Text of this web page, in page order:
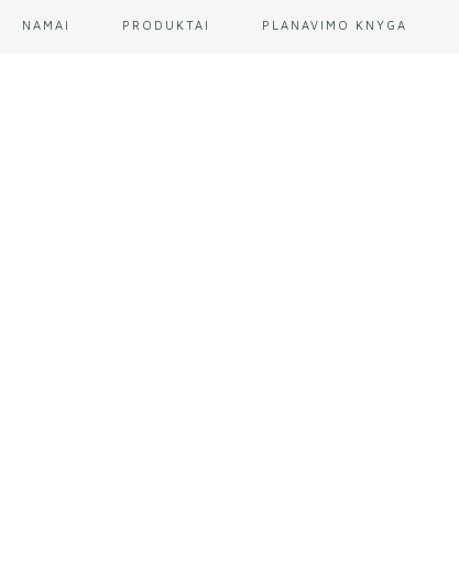
NAMAI PRODUKTAI PLANAVIMO KNYGA